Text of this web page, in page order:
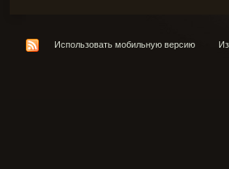
Использовать мобильную версию